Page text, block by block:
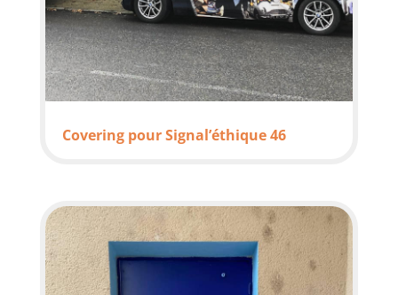
Covering pour Signal’éthique 46